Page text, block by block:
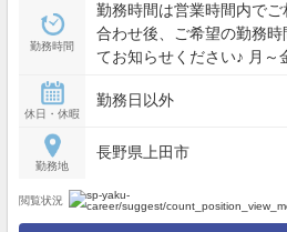
勤務時間
勤務時間は営業時間内で
合わせ後、ご希望の勤務
てお知らせください♪ 月～金 9:00～18:00 / 土 9:00～
休日・休暇
勤務日以外
勤務地
長野県上田市
閲覧状況